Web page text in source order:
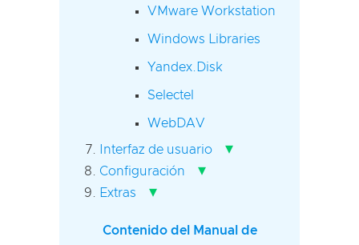
VMware Workstation
Windows Libraries
Yandex.Disk
Selectel
WebDAV
Interfaz de usuario ▾
Configuración ▾
Extras ▾
Contenido del Manual de